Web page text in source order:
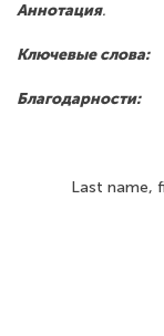
Аннотация.
Ключевые слова:
Благодарности:
Last name,